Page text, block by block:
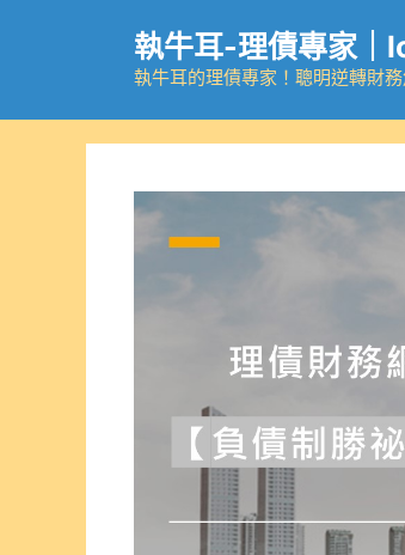
執牛耳-理債專家
執牛耳的理債專家！聰明逆轉財